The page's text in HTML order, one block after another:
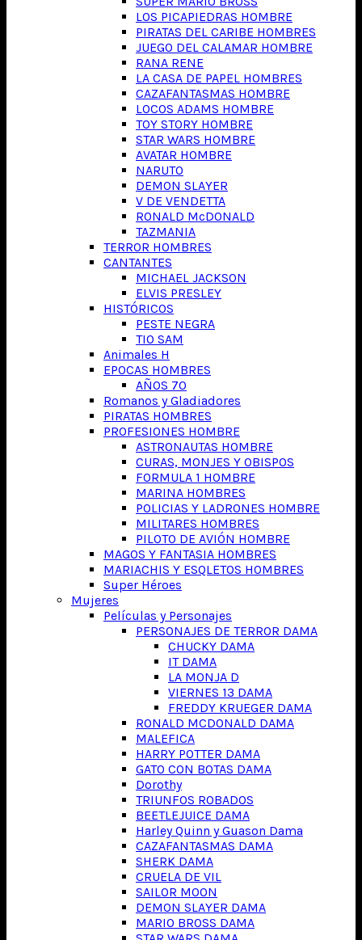
LOS PICAPIEDRAS HOMBRE
PIRATAS DEL CARIBE HOMBRES
JUEGO DEL CALAMAR HOMBRE
RANA RENE
LA CASA DE PAPEL HOMBRES
CAZAFANTASMAS HOMBRE
LOCOS ADAMS HOMBRE
TOY STORY HOMBRE
STAR WARS HOMBRE
AVATAR HOMBRE
NARUTO
DEMON SLAYER
V DE VENDETTA
RONALD McDONALD
TAZMANIA
TERROR HOMBRES
CANTANTES
MICHAEL JACKSON
ELVIS PRESLEY
HISTÓRICOS
PESTE NEGRA
TIO SAM
Animales H
EPOCAS HOMBRES
AÑOS 70
Romanos y Gladiadores
PIRATAS HOMBRES
PROFESIONES HOMBRE
ASTRONAUTAS HOMBRE
CURAS, MONJES Y OBISPOS
FORMULA 1 HOMBRE
MARINA HOMBRES
POLICIAS Y LADRONES HOMBRE
MILITARES HOMBRES
PILOTO DE AVIÓN HOMBRE
MAGOS Y FANTASIA HOMBRES
MARIACHIS Y ESQLETOS HOMBRES
Super Héroes
Mujeres
Películas y Personajes
PERSONAJES DE TERROR DAMA
CHUCKY DAMA
IT DAMA
LA MONJA D
VIERNES 13 DAMA
FREDDY KRUEGER DAMA
RONALD MCDONALD DAMA
MALEFICA
HARRY POTTER DAMA
GATO CON BOTAS DAMA
Dorothy
TRIUNFOS ROBADOS
BEETLEJUICE DAMA
Harley Quinn y Guason Dama
CAZAFANTASMAS DAMA
SHERK DAMA
CRUELA DE VIL
SAILOR MOON
DEMON SLAYER DAMA
MARIO BROSS DAMA